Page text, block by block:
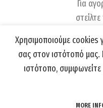
Για
Όροι χρήσης
Χρησιμοποιούμε cookies
σας στον ιστότοπό
ιστότοπο,
MORE